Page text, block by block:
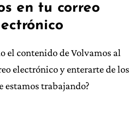
en tu correo
el contenido de Volvamos al
electrónico y enterarte de los
estamos trabajando?